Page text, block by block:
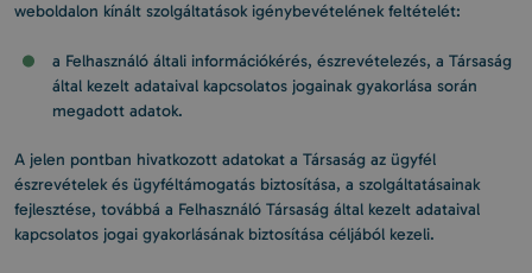
weboldalon kínált szolgáltatások igénybevételének feltételét:
a Felhasználó általi információkérés, észrevételezés, a Társaság
által kezelt adataival kapcsolatos jogainak gyakorlása során
megadott adatok.
A jelen pontban hivatkozott adatokat a Társaság az ügyfél
észrevételek és ügyféltámogatás biztosítása, a szolgáltatásainak
fejlesztése, továbbá a Felhasználó Társaság által kezelt adataival
kapcsolatos jogai gyakorlásának biztosítása céljából kezeli.